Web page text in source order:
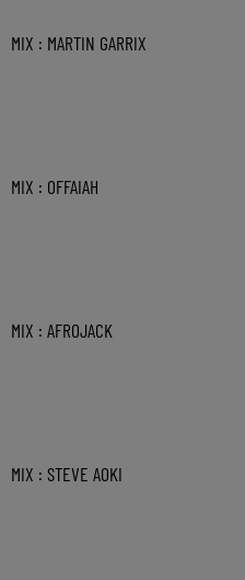
MIX : MARTIN GARRIX
MIX : OFFAIAH
MIX : AFROJACK
MIX : STEVE AOKI